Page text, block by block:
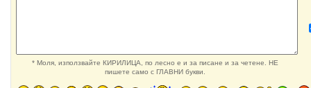
* Моля, използвайте КИРИЛИЦА, по лесно е и за писане и за четене. НЕ
пишете само с ГЛАВНИ букви.